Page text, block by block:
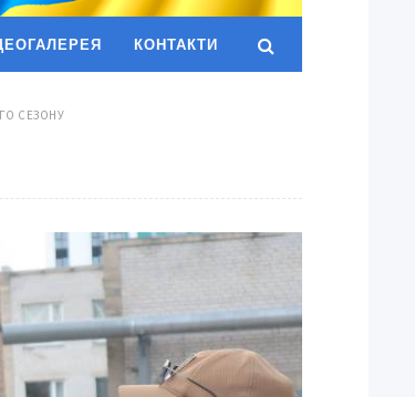
КОНТАКТИ
СЕЗОНУ